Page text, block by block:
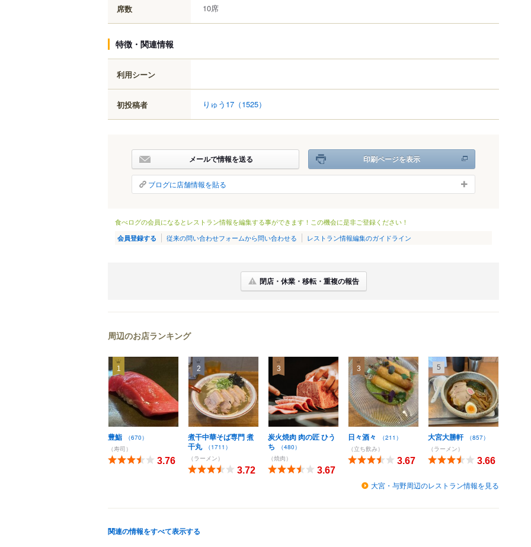
席数 10席
特徴・関連情報
利用シーン
初投稿者 りゅう17 （1525）
メールで情報を送る 印刷ページを表示
ブログに店舗情報を貼る
食べログの会員になるとレストラン情報を編集する事ができます！この機会に是非ご登録ください！
会員登録する 従来の問い合わせフォームから問い合わせる レストラン情報編集のガイドライン
閉店・休業・移転・重複の報告
周辺のお店ランキング
1
豊鮨
（670）
（寿司）
3.76
2
煮干中華そば専門 煮
干丸
（1711）
（ラーメン）
3.72
3
炭火焼肉 肉の匠 ひう
ち
（480）
（焼肉）
3.67
3
日々酒々
（211）
（立ち飲み）
3.67
5
大宮大勝軒
（857）
（ラーメン）
3.66
大宮・与野周辺のレストラン情報を見る
関連の情報をすべて表示する